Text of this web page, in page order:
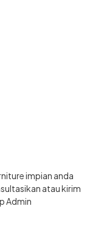
impian anda
atau kirim
Admin